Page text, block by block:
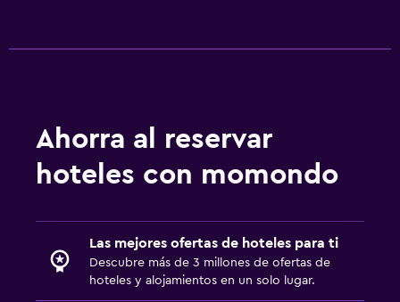
Zona de trabajo
Escritorio
Ahorra al reservar
hoteles con momondo
Las mejores ofertas de hoteles para ti
Descubre más de 3 millones de ofertas de
hoteles y alojamientos en un solo lugar.